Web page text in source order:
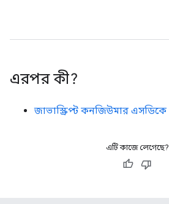
এরপর কী?
জাভাস্ক্রিপ্ট কনজিউমার
এটি কাজে লেগেছে?